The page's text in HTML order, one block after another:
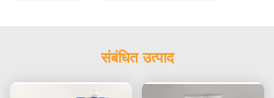
संबंधित उत्पाद